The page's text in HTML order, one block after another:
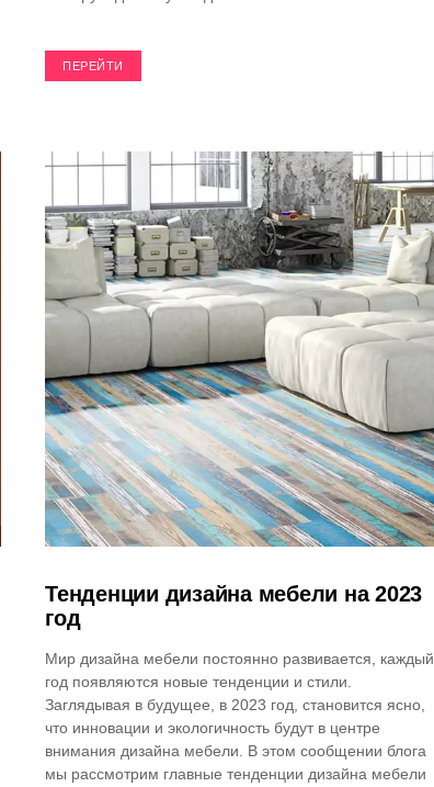
ПЕРЕЙТИ
Тенденции дизайна мебели на 2023
год
Мир дизайна мебели постоянно развивается, каждый
год появляются новые тенденции и стили.
Заглядывая в будущее, в 2023 год, становится ясно,
что инновации и экологичность будут в центре
внимания дизайна мебели. В этом сообщении блога
мы рассмотрим главные тенденции дизайна мебели